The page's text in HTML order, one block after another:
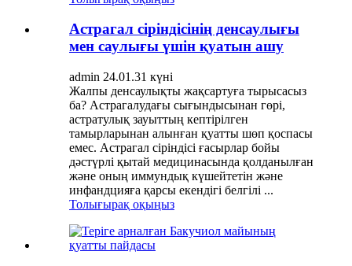
Астрагал сіріндісінің денсаулығы
мен саулығы үшін қуатын ашу
admin 24.01.31 күні
Жалпы денсаулықты жақсартуға тырысасыз
ба? Астрагалудағы сығындысынан гөрі,
астратулық зауыттың кептірілген
тамырларынан алынған қуатты шөп қоспасы
емес. Астрагал сіріндісі ғасырлар бойы
дәстүрлі қытай медицинасында қолданылған
және оның иммундық күшейтетін және
инфандцияға қарсы екендігі белгілі ...
Толығырақ оқыңыз